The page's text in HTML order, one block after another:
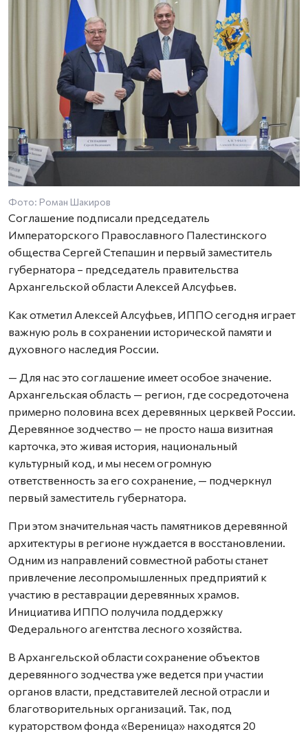
Фото: Роман Шакиров
Соглашение подписали председатель
Императорского Православного Палестинского
общества Сергей Степашин и первый заместитель
губернатора – председатель правительства
Архангельской области Алексей Алсуфьев.
Как отметил Алексей Алсуфьев, ИППО сегодня играет
важную роль в сохранении исторической памяти и
духовного наследия России.
— Для нас это соглашение имеет особое значение.
Архангельская область — регион, где сосредоточена
примерно половина всех деревянных церквей России.
Деревянное зодчество — не просто наша визитная
карточка, это живая история, национальный
культурный код, и мы несем огромную
ответственность за его сохранение, — подчеркнул
первый заместитель губернатора.
При этом значительная часть памятников деревянной
архитектуры в регионе нуждается в восстановлении.
Одним из направлений совместной работы станет
привлечение лесопромышленных предприятий к
участию в реставрации деревянных храмов.
Инициатива ИППО получила поддержку
Федерального агентства лесного хозяйства.
В Архангельской области сохранение объектов
деревянного зодчества уже ведется при участии
органов власти, представителей лесной отрасли и
благотворительных организаций. Так, под
кураторством фонда «Вереница» находятся 20